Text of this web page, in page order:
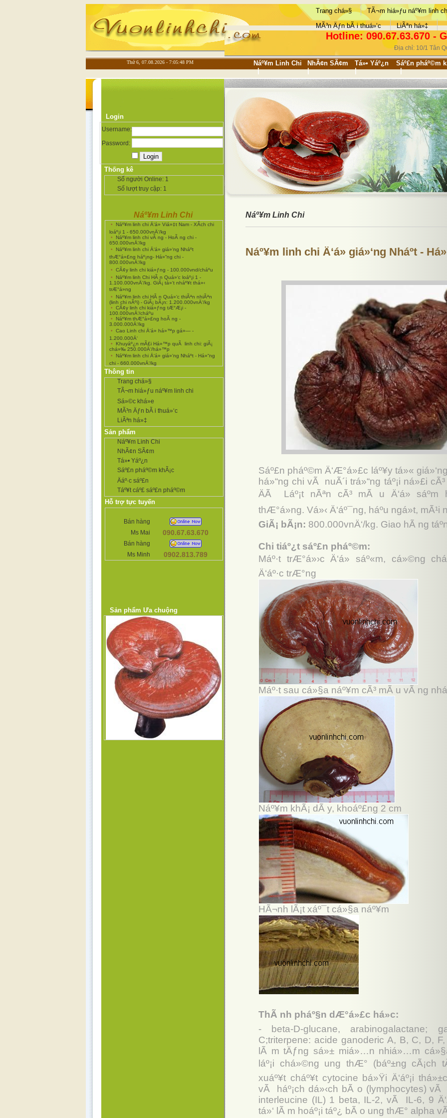
Trang chá»§
TÃ¬m hiá»ƒu náº¥m linh
MÃ³n Äƒn bÃ i thuá»‘c
LiÃªn há»‡
Hotline: 090.67.63.670 -
Địa chỉ: 10/1 Tân
Thứ 6, 07.08.2026 - 7:05:49 PM
Náº¥m Linh Chi
|
NhÃ¢n SÃ¢m
|
Tá»• Yáº¿n
|
Sáº£n pháº©m
|
Login
Username:
Password:
Thống kê
Số người Online: 1
Số lượt truy cập: 1
Náº¥m Linh Chi
• Náº¥m linh chi Ä‘á» Viá»‡t Nam - XÃ­ch chi
loáº¡i 1 - 650.000vnÄ‘/kg
• Náº¥m linh chi vÃ ng - HoÃ ng chi -
650.000vnÄ‘/kg
• Náº¥m linh chi Ä‘á» giá»‘ng Nháº­t
thÆ°á»£ng háº¡ng- Há»“ng chi -
800.000vnÄ‘/kg
• CÃ¢y linh chi kiá»ƒng - 100.000vnd/cháº­u
• Náº¥m linh Chi HÃ n Quá»‘c loáº¡i 1 -
1.100.000vnÄ‘/kg. GiÃ¡ tá»‘t nháº¥t thá»‹
trÆ°á»ng
• Náº¥m linh chi HÃ n Quá»‘c thiÃªn nhiÃªn
(linh chi nÃºi) - GiÃ¡ bÃ¡n: 1.200.000vnÄ‘/kg
• CÃ¢y linh chi kiá»ƒng tÆ°Æ¡i -
100.000vnÄ‘/cháº­u
• Náº¥m thÆ°á»£ng hoÃ ng -
3.000.000Ä‘/kg
• Cao Linh chi Ä‘á» há»™p gá»— -
1.200.000Ä‘
• Khuyáº¿n mÃ£i Há»™p quÃ linh chi: giÃ¡
chá»‰ 250.000Ä‘/há»™p
• Náº¥m linh chi Ä‘á» giá»‘ng Nháº­t - Há»“ng
chi - 660.000vnÄ‘/kg
Thông tin
Trang chá»§
TÃ¬m hiá»ƒu náº¥m linh chi
Sá»©c khá»e
MÃ³n Äƒn bÃ i thuá»‘c
LiÃªn há»‡
Sản phẩm
Náº¥m Linh Chi
NhÃ¢n SÃ¢m
Tá»• Yáº¿n
Sáº£n pháº©m khÃ¡c
Äáº·c sáº£n
Táº¥t cáº£ sáº£n pháº©m
Hỗ trợ tực tuyến
Bán hàng
Ms Mai
090.67.63.670
Bán hàng
Ms Minh
0902.813.789
Sản phẩm Ưa chuộng
Náº¥m Linh Chi
Náº¥m linh chi Ä‘á» giá»‘ng Nháº­t -
Sáº£n pháº©m Ä‘Æ°á»£c láº¥y tá»«
há»“ng chi vÃ nuÃ´i trá»“ng táº¡i ná»£i
ÄÃ Láº¡t nÃªn cÃ³ mÃ u Ä‘á»
thÆ°á»ng. Vá»‹ Ä‘áº¯ng, háº­u ngá»t, mÃ¹i
GiÃ¡ bÃ¡n: 800.000vnÄ‘/kg. Giao hÃ ng
Chi tiáº¿t sáº£n pháº©m:
Máº·t trÆ°á»›c Ä‘á» sáº«m, cá»©ng
Ä‘áº·c trÆ°ng
Máº·t sau cá»§a náº¥m cÃ³ mÃ u vÃ ng
Náº¥m khÃ¡ dÃ y, khoáº£ng 2 cm
HÃ¬nh lÃ¡t xáº¯t cá»§a náº¥m
ThÃ nh pháº§n dÆ°á»£c há»c:
- beta-D-glucane, arabinogalactane;
C;triterpene: acide ganoderic A, B, C, D,
lÃ m tÄƒng sá»± miá»…n nhiá»…m
láº¡i chá»©ng ung thÆ° (báº±ng cÃ¡ch
xuáº¥t cháº¥t cytocine bá»Ÿi Ä‘áº¡i
vÃ háº¡ch dá»‹ch bÃ o (lymphocytes)
interleucine (IL) 1 beta, IL-2, vÃ IL-6, 9
tá»‘ lÃ m hoáº¡i táº¿ bÃ o ung thÆ° alpha